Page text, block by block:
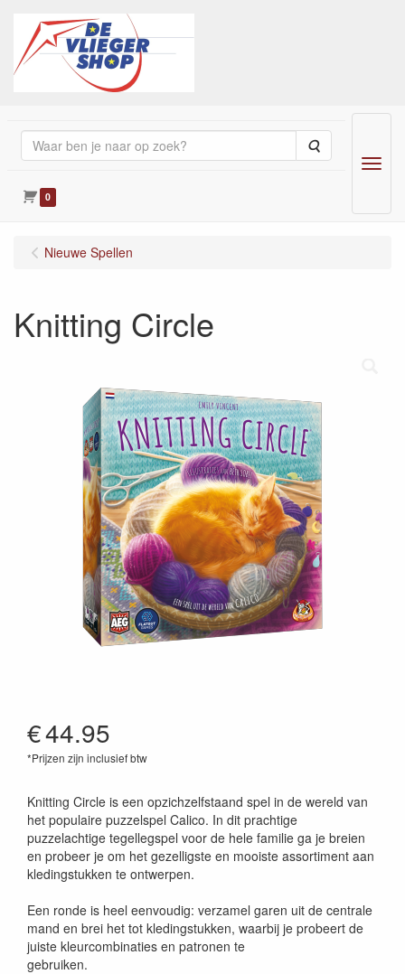
Zoeken
0
Menu
Nieuwe Spellen
Knitting Circle
€44.95
*Prijzen zijn inclusief btw
Knitting Circle is een opzichzelfstaand spel in de wereld van
het populaire puzzelspel Calico. In dit prachtige
puzzelachtige tegellegspel voor de hele familie ga je breien
en probeer je om het gezelligste en mooiste assortiment aan
kledingstukken te ontwerpen.
Een ronde is heel eenvoudig: verzamel garen uit de centrale
mand en brei het tot kledingstukken, waarbij je probeert de
juiste kleurcombinaties en patronen te
gebruiken.